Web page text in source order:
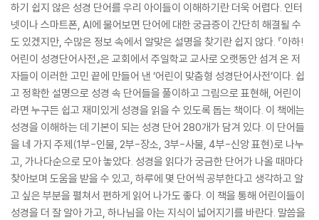
하기 쉽지 않은 성경 단어를 우리 아이들이 이해하기란 더욱 어렵다. 인터
넷이나 스마트폰, AI에 물어보면 단어에 대한 궁금증이 간단히 해결될 수
도 있겠지만, 수많은 정보 속에서 알맞은 설명을 찾기란 쉽지 않다. 『아하!
어린이 성경단어사전』은 교회에서 주일학교 교사로 오랫동안 섬겨 온 저
자들이 이러한 고민 끝에 만들어 낸 ‘어린이 맞춤형 성경단어사전’이다. 쉽
고 정확한 설명으로 성경 속 단어들을 풀이하고 그림으로 표현해, 어린이
라면 누구든 쉽고 재미있게 성경을 읽을 수 있도록 돕는 책이다. 이 책에는
성경을 이해하는 데 기본이 되는 성경 단어 280개가 담겨 있다. 이 단어들
을 네 가지 주제(1부-인물, 2부-장소, 3부-사물, 4부-신앙 표현)로 나누
고, 가나다순으로 모아 놓았다. 성경을 읽다가 궁금한 단어가 나올 때마다
찾아보며 도움을 받을 수 있고, 하루에 몇 단어씩 공부한다고 생각하고 알
고 싶은 부분을 펼쳐서 편하게 읽어 나가도 좋다. 이 책을 통해 어린이들이
성경을 더 잘 알아 가고, 하나님을 아는 지식이 넓어지기를 바란다. 말씀을